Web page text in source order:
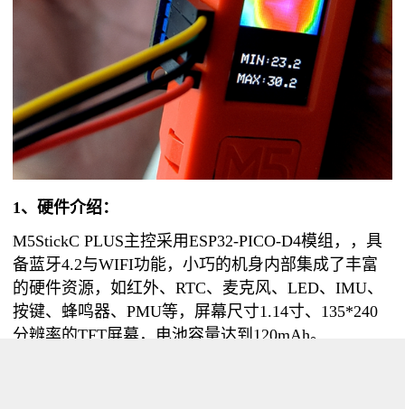
1、硬件介绍：
M5StickC PLUS主控采用ESP32-PICO-D4模组，，具
备蓝牙4.2与WIFI功能，小巧的机身内部集成了丰富
的硬件资源，如红外、RTC、麦克风、LED、IMU、
按键、蜂鸣器、PMU等，屏幕尺寸1.14寸、135*240
分辨率的TFT屏幕，电池容量达到120mAh。